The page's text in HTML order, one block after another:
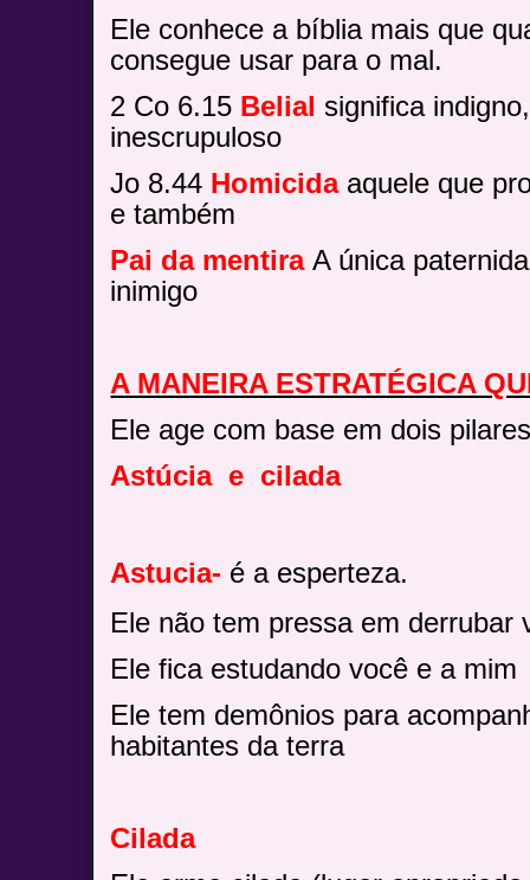
Ele conhece a bíblia mais que
consegue usar para o mal.
2 Co 6.15 Belial significa
inescrupuloso
Jo 8.44 Homicidaaquele que
e também
Pai da mentira A única
inimigo
A MANEIRA ESTRATÉGICA
Ele age com base em dois
Astúcia e cilada
Astucia- é a esperteza.
Ele não tem pressa em derrubar
Ele fica estudando você e a mim
Ele tem demônios para
habitantes da terra
Cilada